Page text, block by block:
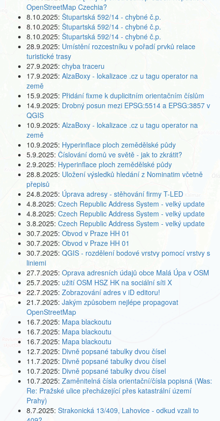
OpenStreetMap Czechia?
8.10.2025: Štupartská 592/14 - chybné č.p.
8.10.2025: Štupartská 592/14 - chybné č.p.
8.10.2025: Štupartská 592/14 - chybné č.p.
28.9.2025: Umístění rozcestníku v pořadí prvků relace
turistické trasy
27.9.2025: chyba traceru
17.9.2025: AlzaBoxy - lokalizace .cz u tagu operator na
země
15.9.2025: Přidání fixme k duplicitním orientačním číslům
14.9.2025: Drobný posun mezi EPSG:5514 a EPSG:3857 v
QGIS
10.9.2025: AlzaBoxy - lokalizace .cz u tagu operator na
země
10.9.2025: Hyperinflace ploch zemědělské půdy
5.9.2025: Číslování domů ve světě - jak to zkrátit?
2.9.2025: Hyperinflace ploch zemědělské půdy
28.8.2025: Uložení výsledků hledání z Nominatim včetně
přepisů
24.8.2025: Úprava adresy - stěhování firmy T-LED
4.8.2025: Czech Republic Address System - velký update
4.8.2025: Czech Republic Address System - velký update
3.8.2025: Czech Republic Address System - velký update
30.7.2025: Obvod v Praze HH 01
30.7.2025: Obvod v Praze HH 01
30.7.2025: QGIS - rozdělení bodové vrstvy pomocí vrstvy s
liniemi
27.7.2025: Oprava adresních údajů obce Malá Úpa v OSM
25.7.2025: užití OSM HSZ HK na sociální síti X
22.7.2025: Zobrazování adres v iD editoru!
21.7.2025: Jakým způsobem nejlépe propagovat
OpenStreetMap
16.7.2025: Mapa blackoutu
16.7.2025: Mapa blackoutu
16.7.2025: Mapa blackoutu
12.7.2025: Divně popsané tabulky dvou čísel
11.7.2025: Divně popsané tabulky dvou čísel
10.7.2025: Divně popsané tabulky dvou čísel
10.7.2025: Zaměnitelná čísla orientační/čísla popisná (Was:
Re: Pražské ulice přecházející přes katastrální území
Prahy)
8.7.2025: Strakonická 13/409, Lahovice - odkud vzali to